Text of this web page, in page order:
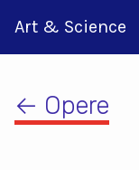
Art & Science
← Opere